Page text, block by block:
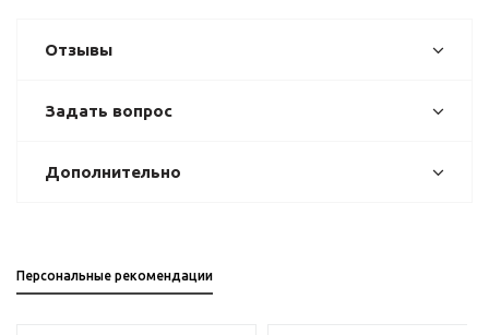
Отзывы
Задать вопрос
Дополнительно
Персональные рекомендации